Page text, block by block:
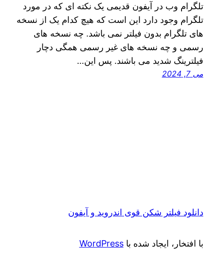
تلگرام وب در آیفون قدیمی یک نکته ای که در مورد
تلگرام وجود دارد این است که هیچ کدام یک از نسخه
های تلگرام بدون فیلتر نمی‌ باشد. چه نسخه‌ های
رسمی و چه نسخه‌ های غیر رسمی همگی دچار
فیلترینگ شدید می‌ باشند. پس این…
می 7, 2024
دانلود فیلتر شکن قوی اندروید و آیفون
با افتخار، ایجاد شده باWordPress